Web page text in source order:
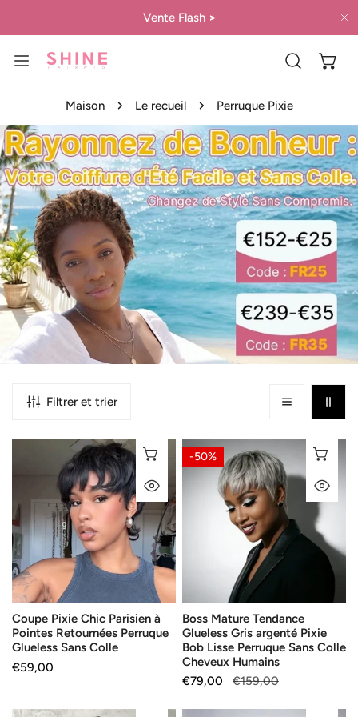
Vente Flash>
Maison Le recueil Perruque Pixie
Filtrer et trier
Parisien
à
Pointes
Retournées
Perruque
Glueless
Sans
Colle
AJOUTER AU PANIER
APERÇU RAPIDE
Coupe Pixie Chic Parisien à
Pointes Retournées Perruque
Glueless Sans Colle
Prix
€59,00
Boss
Mature
Tendance
Glueless
Lisse
Perruque
Sans
Colle
Cheveux
-50%
Boss Mature Tendance
Glueless Gris argenté Pixie
Bob Lisse Perruque Sans Colle
Cheveux Humains
Prix
€79,00
Prix
€159,00